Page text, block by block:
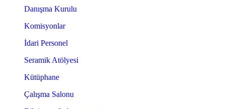
Danışma Kurulu
Komisyonlar
İdari Personel
Seramik Atölyesi
Kütüphane
Çalışma Salonu